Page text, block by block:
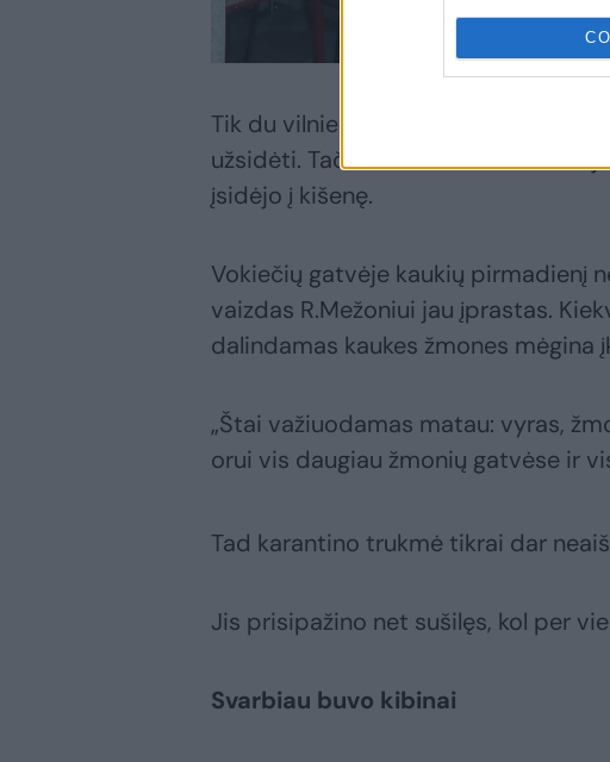
Tik du vilniečius R.Mežoniui pavyko
užsidėti. Tačiau kiti du šunis
įsidėjo į kišenę.
Vokiečių gatvėje kaukių pirmadienį
vaizdas R.Mežoniui jau įprastas.
dalindamas kaukes žmones mėgina
„Štai važiuodamas matau: vyras,
orui vis daugiau žmonių gatvėse ir
Tad karantino trukmė tikrai dar
Jis prisipažino net sušilęs, kol per
Svarbiau buvo kibinai